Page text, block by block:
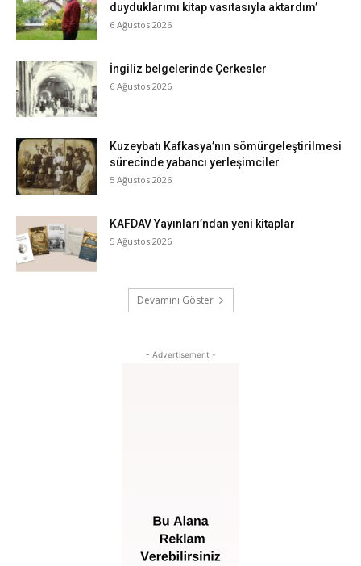
duyduklarımı kitap vasıtasıyla aktardım’
6 Ağustos 2026
İngiliz belgelerinde Çerkesler
6 Ağustos 2026
Kuzeybatı Kafkasya’nın sömürgeleştirilmesi
sürecinde yabancı yerleşimciler
5 Ağustos 2026
KAFDAV Yayınları’ndan yeni kitaplar
5 Ağustos 2026
Devamını Göster
- Advertisement -